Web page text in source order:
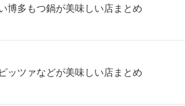
博多もつ鍋が美味しい店まとめ
ッツァなどが美味しい店まとめ